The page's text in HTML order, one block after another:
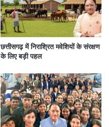
छत्तीसगढ़ में निराश्रित मवेशियों के संरक्षण
के लिए बड़ी पहल